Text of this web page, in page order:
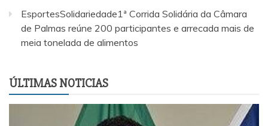
EsportesSolidariedade1ª Corrida Solidária da Câmara
de Palmas reúne 200 participantes e arrecada mais de
meia tonelada de alimentos
ÚLTIMAS NOTICIAS